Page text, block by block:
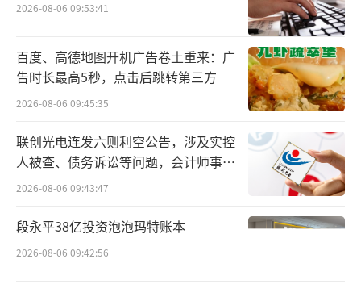
截至上半年，361度儿童业务共有2494个
销售网点（注：原文此处易与森马数据混淆，
结合上下文及前期信息，确认该数据为361度儿
童业务网点规模），单店面积117㎡，较上年增
加5㎡；82%升级为四代店，222家五代店强化
场景体验。361度整体门店总数5669家，较202
4年底减少81家，但单店面积156㎡，较上年增
升级”而非盲目扩张。
2026-08-06 09:53:41
百度、高德地图开机广告卷土重来：广
告时长最高5秒，点击后跳转第三方
2026-08-06 09:45:35
联创光电连发六则利空公告，涉及实控
人被查、债务诉讼等问题，会计师事务
所曾出具“保留意见”
2026-08-06 09:43:47
段永平38亿投资泡泡玛特账本
2026-08-06 09:42:56